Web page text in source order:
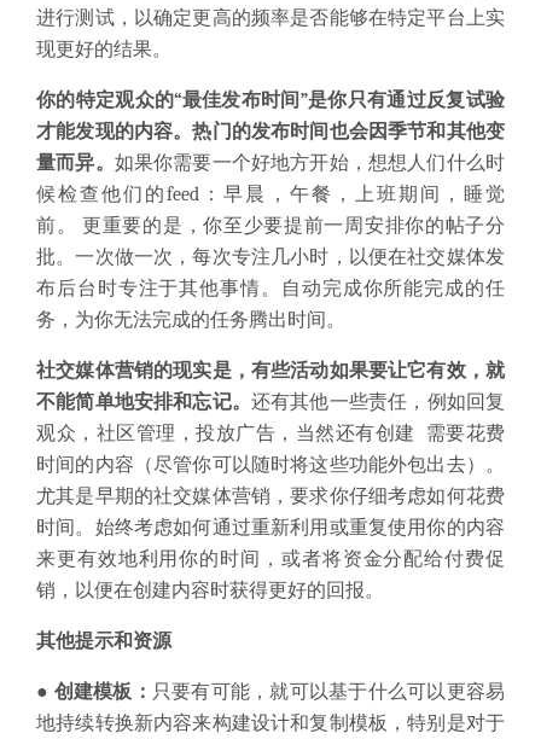
进行测试，以确定更高的频率是否能够在特定平台上实
现更好的结果。
你的特定观众的“最佳发布时间”是你只有通过反复试验
才能发现的内容。热门的发布时间也会因季节和其他变
量而异。 如果你需要一个好地方开始，想想人们什么时
候检查他们的feed：早晨，午餐，上班期间，睡觉
前。 更重要的是，你至少要提前一周安排你的帖子分
批。一次做一次，每次专注几小时，以便在社交媒体发
布后台时专注于其他事情。自动完成你所能完成的任
务，为你无法完成的任务腾出时间。
社交媒体营销的现实是，有些活动如果要让它有效，就
不能简单地安排和忘记。 还有其他一些责任，例如回复
观众，社区管理，投放广告，当然还有创建 需要花费
时间的内容（尽管你可以随时将这些功能外包出去）。
尤其是早期的社交媒体营销，要求你仔细考虑如何花费
时间。始终考虑如何通过重新利用或重复使用你的内容
来更有效地利用你的时间，或者将资金分配给付费促
销，以便在创建内容时获得更好的回报。
其他提示和资源
● 创建模板： 只要有可能，就可以基于什么可以更容易
地持续转换新内容来构建设计和复制模板，特别是对于